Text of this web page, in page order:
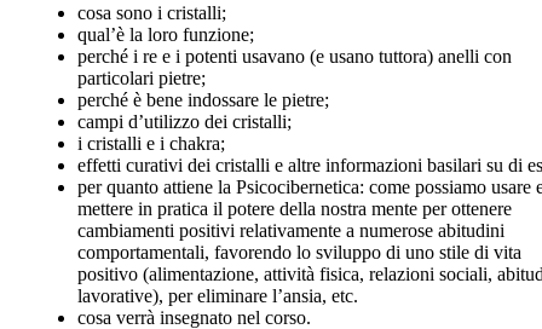
cosa sono i cristalli;
qual’è la loro funzione;
perché i re e i potenti usavano (e usano tuttora) anelli con
particolari pietre;
perché è bene indossare le pietre;
campi d’utilizzo dei cristalli;
i cristalli e i chakra;
effetti curativi dei cristalli e altre informazioni basilari su di
per quanto attiene la Psicocibernetica: come possiamo usare
mettere in pratica il potere della nostra mente per ottenere
cambiamenti positivi relativamente a numerose abitudini
comportamentali, favorendo lo sviluppo di uno stile di vita
positivo (alimentazione, attività fisica, relazioni sociali,
lavorative), per eliminare l’ansia, etc.
cosa verrà insegnato nel corso.